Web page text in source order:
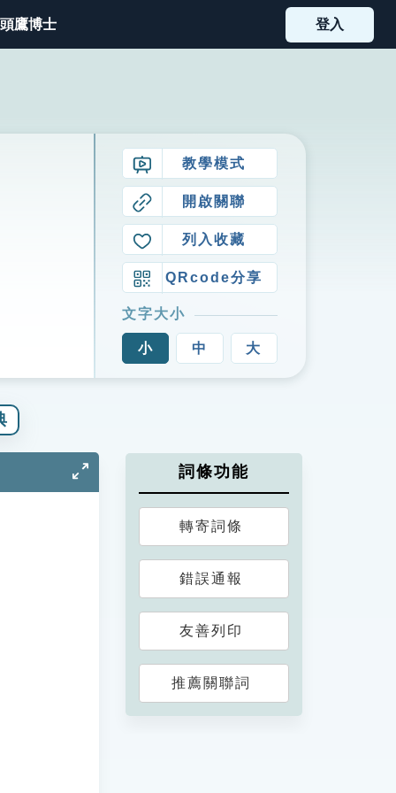
鷹博士 登入
教學模式
開啟關聯
列入收藏
QRcode分享
文字大小
小 中 大
詞條功能
轉寄詞條
錯誤通報
友善列印
推薦關聯詞